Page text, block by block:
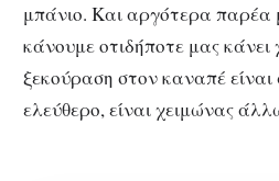
μπάνιο. Και αργότερα παρέα
κάνουμε οτιδήποτε μας
ξεκούραση στον καναπέ είναι
ελεύθερο, είναι χειμώνας